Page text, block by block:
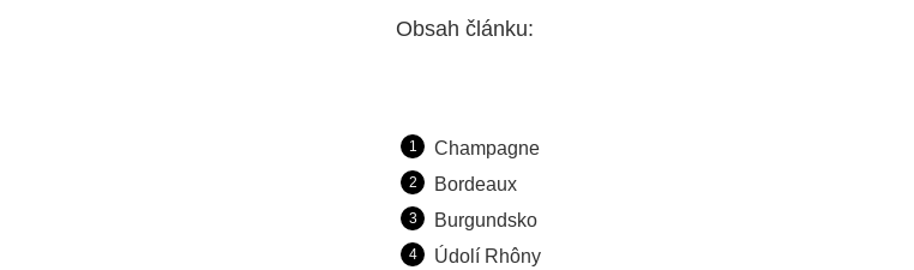
Obsah článku:
Champagne
Bordeaux
Burgundsko
Údolí Rhôny